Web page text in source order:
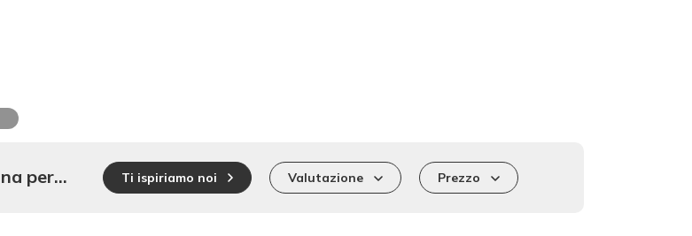
per... Ti ispiriamo noi Valutazione Prezzo